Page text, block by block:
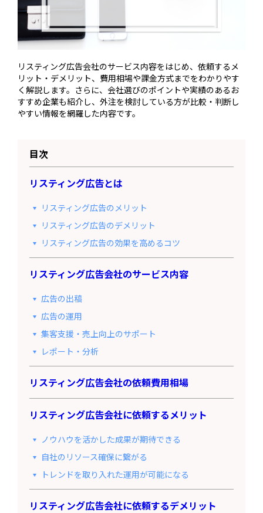
リスティング広告会社のサービス内容をはじめ、依頼するメ
リット・デメリット、費用相場や課金方式までをわかりやす
く解説します。さらに、会社選びのポイントや実績のあるお
すすめ企業も紹介し、外注を検討している方が比較・判断し
やすい情報を網羅した内容です。
目次
リスティング広告とは
リスティング広告のメリット
リスティング広告のデメリット
リスティング広告の効果を高めるコツ
リスティング広告会社のサービス内容
広告の出稿
広告の運用
集客支援・売上向上のサポート
レポート・分析
リスティング広告会社の依頼費用相場
リスティング広告会社に依頼するメリット
ノウハウを活かした成果が期待できる
自社のリソース確保に繋がる
トレンドを取り入れた運用が可能になる
リスティング広告会社に依頼するデメリット